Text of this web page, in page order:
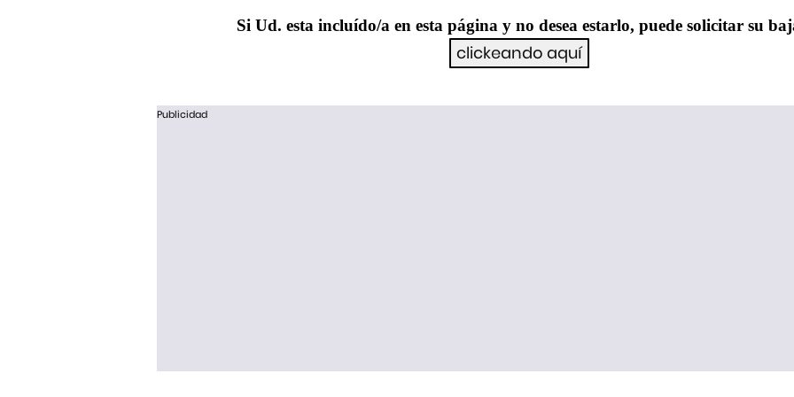
Si Ud. esta incluído/a en esta página y no desea estarlo, puede solicitar su
Publicidad